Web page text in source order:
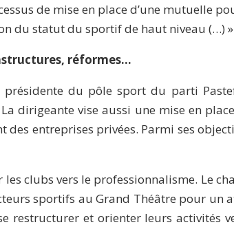
de mise en place d’une mutuelle
du statut du sportif de haut niveau (…)
réformes…
du pôle sport du parti
dirigeante vise aussi une mise en
des entreprises privées. Parmi ses
les clubs vers le professionnalisme. Le
sportifs au Grand Théâtre pour un
restructurer et orienter leurs activités